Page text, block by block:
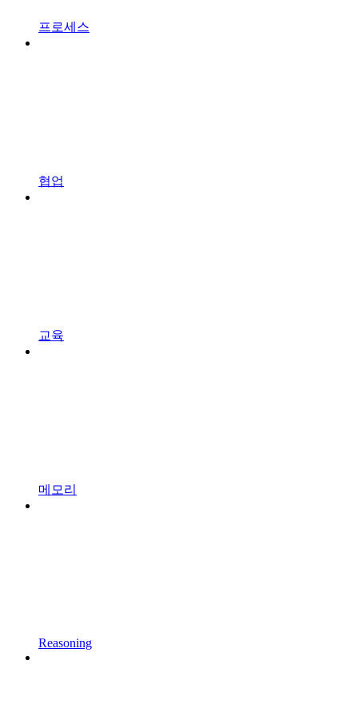
프로세스
협업
교육
메모리
Reasoning